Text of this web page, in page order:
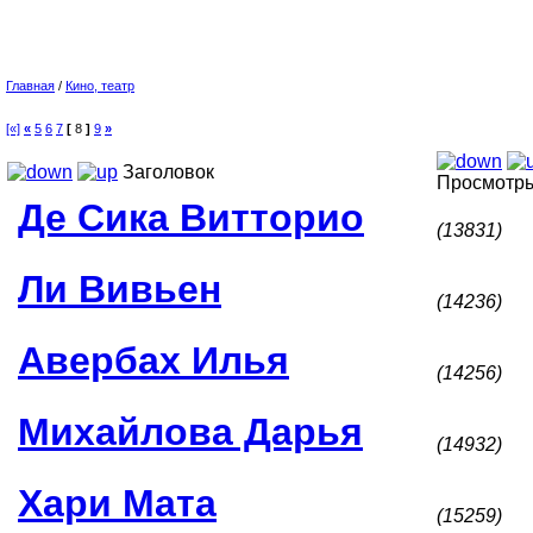
Главная / Кино, театр
[«] « 5 6 7 [ 8 ] 9 »
Заголовок
Де Сика Витторио (13831)
Ли Вивьен (14236)
Авербах Илья (14256)
Михайлова Дарья (14932)
Хари Мата (15259)